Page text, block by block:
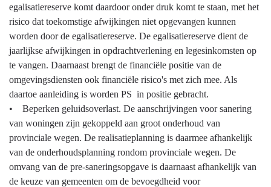
en
daarmee
een
bijdrage
aan
een
goed
werk-
en
leefklimaat.
Natuur
milieu
Ontwikkelingen
onzekerheden
egalisatiereserve komt daardoor onder druk komt te staan, met het
risico dat toekomstige afwijkingen niet opgevangen kunnen
worden door de egalisatiereserve. De egalisatiereserve dient de
jaarlijkse afwijkingen in opdrachtverlening en legesinkomsten op
te vangen. Daarnaast brengt de financiële positie van de
omgevingsdiensten ook financiële risico's met zich mee. Als
daartoe aanleiding is worden PS in positie gebracht.
• Beperken geluidsoverlast. De aanschrijvingen voor sanering
van woningen zijn gekoppeld aan groot onderhoud van
provinciale wegen. De realisatieplanning is daarmee afhankelijk
van de onderhoudsplanning rondom provinciale wegen. De
omvang van de pre-saneringsopgave is daarnaast afhankelijk van
de keuze van gemeenten om de bevoegdheid voor